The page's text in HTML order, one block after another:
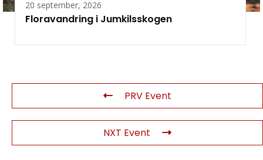
20 september, 2026
Floravandring i Jumkilsskogen
PRV Event
NXT Event